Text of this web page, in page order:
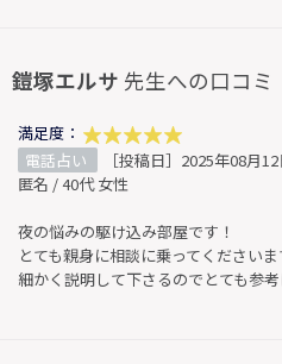
鎧塚エルサ 先生への口コミ
満足度：
電話占い
［投稿日］2025年08月
匿名 / 40代 女性
夜の悩みの駆け込み部屋です！
とても親身に相談に乗ってくださいま
細かく説明して下さるのでとても参考